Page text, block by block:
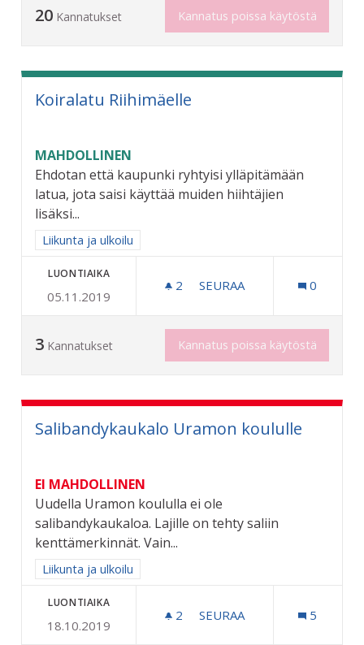
20 Kannatukset Kannatus poissa käytöstä
Koiralatu Riihimäelle
MAHDOLLINEN
Ehdotan että kaupunki ryhtyisi ylläpitämään
latua, jota saisi käyttää muiden hiihtäjien
lisäksi...
Rajaa tulokset aihepiirin mukaan: Liikunta ja ulkoilu
Liikunta ja ulkoilu
LUONTIAIKA
05.11.2019
2 2 SEURAAJAA
SEURAA 0
3 Kannatukset Kannatus poissa käytöstä
Salibandykaukalo Uramon koululle
EI MAHDOLLINEN
Uudella Uramon koululla ei ole
salibandykaukaloa. Lajille on tehty saliin
kenttämerkinnät. Vain...
Rajaa tulokset aihepiirin mukaan: Liikunta ja ulkoilu
Liikunta ja ulkoilu
LUONTIAIKA
18.10.2019
2 2 SEURAAJAA
SEURAA 5